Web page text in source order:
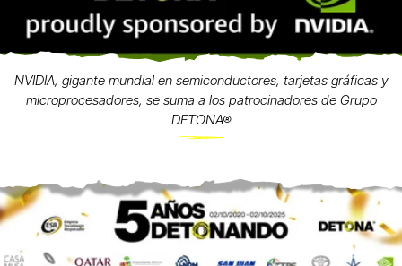
NVIDIA, gigante mundial en semiconductores, tarjetas gráficas y
microprocesadores, se suma a los patrocinadores de Grupo
DETONA®